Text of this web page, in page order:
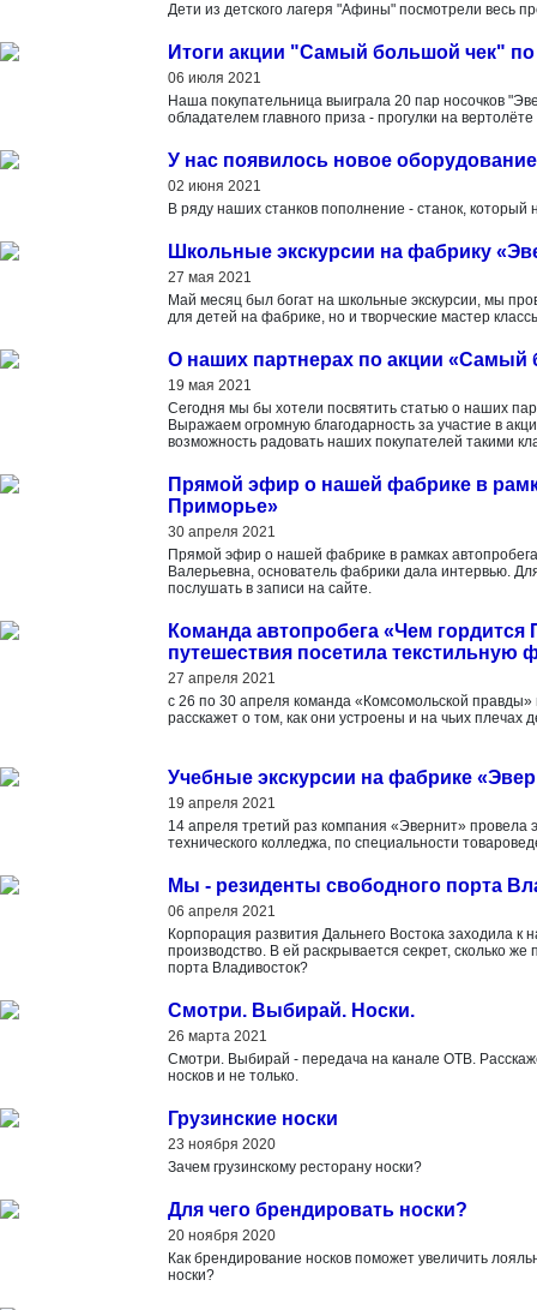
Дети из детского лагеря "Афины" посмотрели весь
Итоги акции "Самый большой чек"
06 июля 2021
Наша покупательница выиграла 20 пар носочков
обладателем главного приза - прогулки на
У нас появилось новое
02 июня 2021
В ряду наших станков пополнение - станок,
Школьные экскурсии на фабрику
27 мая 2021
Май месяц был богат на школьные экскурсии, мы
для детей на фабрике, но и творческие мастер
О наших партнерах по акции «Самый
19 мая 2021
Сегодня мы бы хотели посвятить статью о наших
Выражаем огромную благодарность за участие в
возможность радовать наших покупателей такими
Прямой эфир о нашей фабрике в
Приморье»
30 апреля 2021
Прямой эфир о нашей фабрике в рамках
Валерьевна, основатель фабрики дала интервью.
послушать в записи на сайте.
Команда автопробега «Чем
путешествия посетила текстильную
27 апреля 2021
с 26 по 30 апреля команда «Комсомольской
расскажет о том, как они устроены и на чьих плечах
Учебные экскурсии на фабрике
19 апреля 2021
14 апреля третий раз компания «Эвернит» провела
технического колледжа, по специальности
Мы - резиденты свободного порта
06 апреля 2021
Корпорация развития Дальнего Востока заходила
производство. В ей раскрывается секрет, сколько
порта Владивосток?
Смотри. Выбирай. Носки.
26 марта 2021
Смотри. Выбирай - передача на канале ОТВ.
носков и не только.
Грузинские носки
23 ноября 2020
Зачем грузинскому ресторану носки?
Для чего брендировать носки?
20 ноября 2020
Как брендирование носков поможет увеличить
носки?